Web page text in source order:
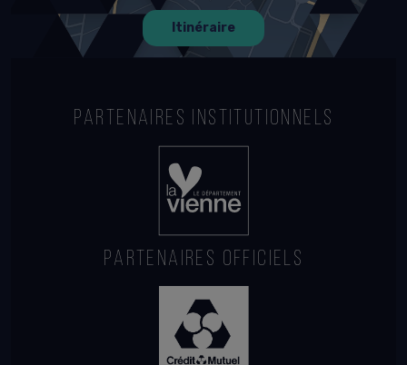
Itinéraire
PARTENAIRES INSTITUTIONNELS
PARTENAIRES OFFICIELS